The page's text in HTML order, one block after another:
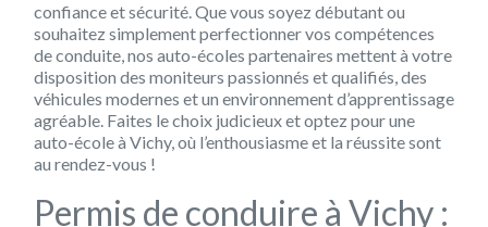
confiance et sécurité. Que vous soyez débutant ou
souhaitez simplement perfectionner vos compétences
de conduite, nos auto-écoles partenaires mettent à votre
disposition des moniteurs passionnés et qualifiés, des
véhicules modernes et un environnement d’apprentissage
agréable. Faites le choix judicieux et optez pour une
auto-école à Vichy, où l’enthousiasme et la réussite sont
au rendez-vous !
Permis de conduire à Vichy :